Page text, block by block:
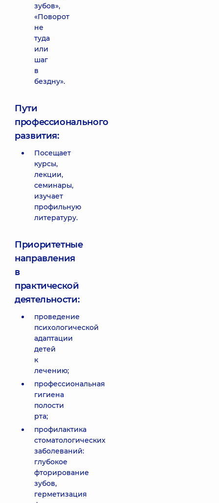
зубов»,
«Поворот
не
туда
или
шаг
в
бездну».
Пути
профессионального
развития:
Посещает
курсы,
лекции,
семинары,
изучает
профильную
литературу.
Приоритетные
направления
в
практической
деятельности:
проведение
психологической
адаптации
детей
к
лечению;
профессиональная
гигиена
полости
рта;
профилактика
стоматологических
заболеваний:
глубокое
фторирование
зубов,
герметизация